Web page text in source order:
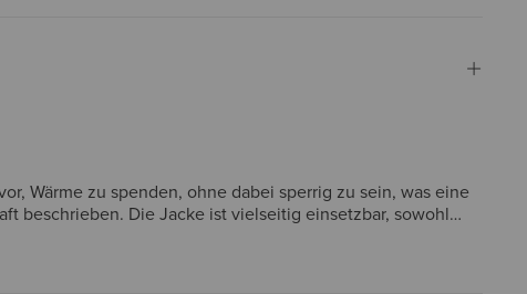
Wärme zu spenden, ohne dabei sperrig zu sein, was eine
beschrieben. Die Jacke ist vielseitig einsetzbar, sowohl
standhalten. Die Kunden schätzen die
nicht warm genug ist, ist der allgemeine